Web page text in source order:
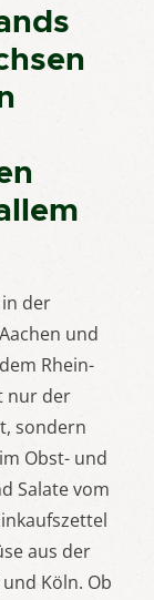
der
und
Rhein-
nur der
sondern
Obst- und
Salate vom
aus der
Köln. Ob